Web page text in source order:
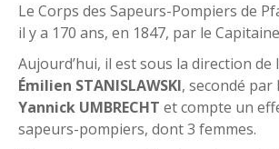
Le Corps des Sapeurs-Pompiers de
il y a 170 ans, en 1847, par le
Aujourd’hui, il est sous la direction de
Émilien STANISLAWSKI, secondé par
Yannick UMBRECHT et compte un
sapeurs-pompiers, dont 3 femmes.